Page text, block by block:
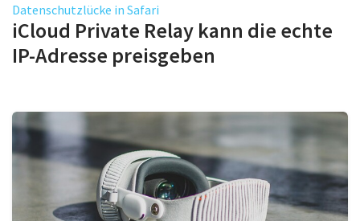
Datenschutzlücke in Safari
iCloud Private Relay kann die echte
IP-Adresse preisgeben